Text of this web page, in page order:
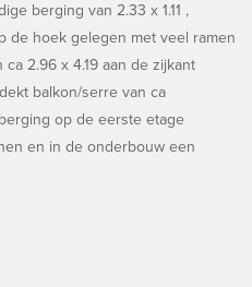
berging van 2.33 x 1.11 ,
de hoek gelegen met veel ramen
2.96 x 4.19 aan de zijkant
balkon/serre van ca
op de eerste etage
en in de onderbouw een